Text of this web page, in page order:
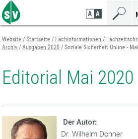
Zum
Seiteninhalt
springen
Zur
Navigation
springen
Zur
Mobilen
Navigation
springen
Website Startseite Fachinformationen
Archiv
Ausgaben 2020 Soziale Sicherheit Online -
Editorial Mai 2020
Der Autor:
Dr. Wilhelm Donner